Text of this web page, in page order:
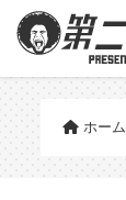
ホーム